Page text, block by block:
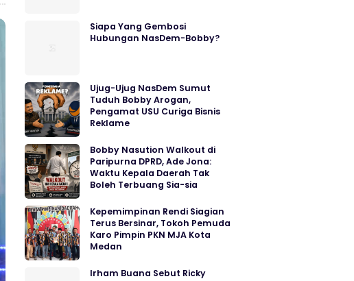
Siapa Yang Gembosi
Hubungan NasDem-Bobby?
Ujug-Ujug NasDem Sumut
Tuduh Bobby Arogan,
Pengamat USU Curiga Bisnis
Reklame
Bobby Nasution Walkout di
Paripurna DPRD, Ade Jona:
Waktu Kepala Daerah Tak
Boleh Terbuang Sia-sia
Kepemimpinan Rendi Siagian
Terus Bersinar, Tokoh Pemuda
Karo Pimpin PKN MJA Kota
Medan
Irham Buana Sebut Ricky